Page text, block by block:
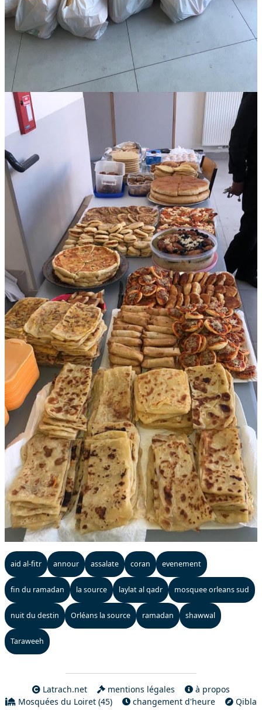
aid al-fitr annour assalate coran evenement
fin du ramadan la source laylat al qadr mosquee orleans sud
nuit du destin Orléans la source ramadan shawwal
Taraweeh
Latrach.net mentions légales
à propos
Mosquées du Loiret (45)
changement d'heure
Qibla